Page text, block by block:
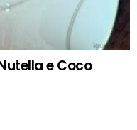
e Coco